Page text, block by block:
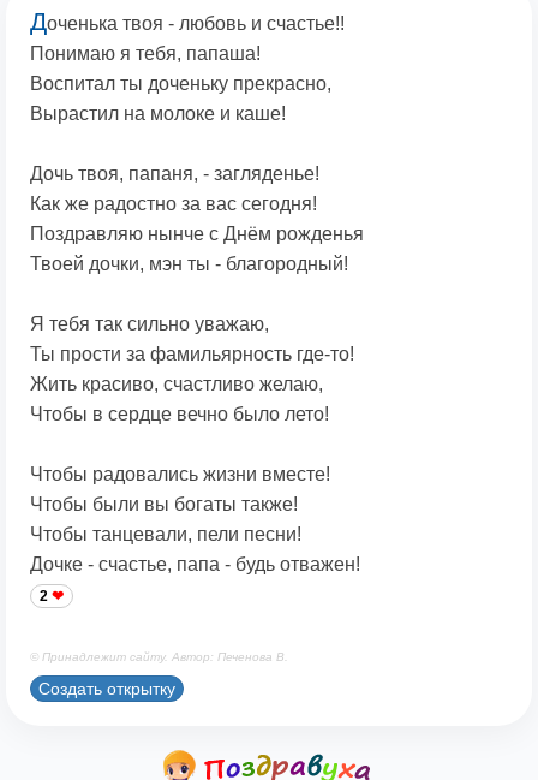
Доченька твоя - любовь и счастье!!
Понимаю я тебя, папаша!
Воспитал ты доченьку прекрасно,
Вырастил на молоке и каше!
Дочь твоя, папаня, - загляденье!
Как же радостно за вас сегодня!
Поздравляю нынче с Днём рожденья
Твоей дочки, мэн ты - благородный!
Я тебя так сильно уважаю,
Ты прости за фамильярность где-то!
Жить красиво, счастливо желаю,
Чтобы в сердце вечно было лето!
Чтобы радовались жизни вместе!
Чтобы были вы богаты также!
Чтобы танцевали, пели песни!
Дочке - счастье, папа - будь отважен!
2
© Принадлежит сайту. Автор: Печенова В.
Создать открытку